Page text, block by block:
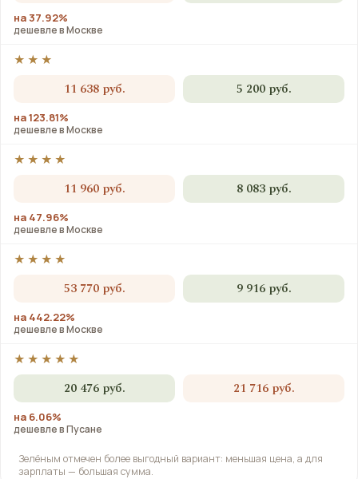
на 37.92%
дешевле в Москве
★★★
11 638 руб. 5 200 руб.
на 123.81%
дешевле в Москве
★★★★
11 960 руб. 8 083 руб.
на 47.96%
дешевле в Москве
★★★★
53 770 руб. 9 916 руб.
на 442.22%
дешевле в Москве
★★★★★
20 476 руб. 21 716 руб.
на 6.06%
дешевле в Пусане
Зелёным отмечен более выгодный вариант: меньшая цена, а для
зарплаты — большая сумма.